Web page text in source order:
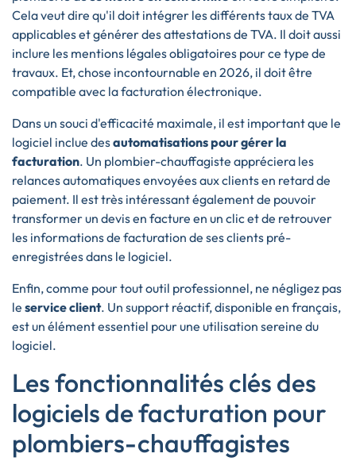
Cela veut dire qu'il doit intégrer les différents taux de TVA
applicables et générer des attestations de TVA. Il doit aussi
inclure les mentions légales obligatoires pour ce type de
travaux. Et, chose incontournable en 2026, il doit être
compatible avec la facturation électronique.
Dans un souci d'efficacité maximale, il est important que le
logiciel inclue desautomatisations pour gérer la
facturation. Un plombier-chauffagiste appréciera les
relances automatiques envoyées aux clients en retard de
paiement. Il est très intéressant également de pouvoir
transformer un devis en facture en un clic et de retrouver
les informations de facturation de ses clients pré-
enregistrées dans le logiciel.
Enfin, comme pour tout outil professionnel, ne négligez pas
le service client. Un support réactif, disponible en français,
est un élément essentiel pour une utilisation sereine du
logiciel.
Les fonctionnalités clés des
logiciels de facturation pour
plombiers-chauffagistes